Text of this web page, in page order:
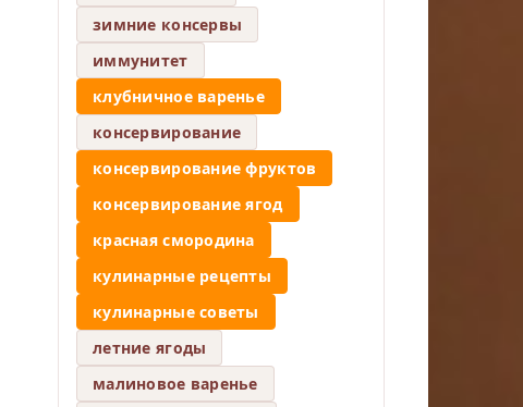
зимние консервы
иммунитет
клубничное варенье
консервирование
консервирование фруктов
консервирование ягод
красная смородина
кулинарные рецепты
кулинарные советы
летние ягоды
малиновое варенье